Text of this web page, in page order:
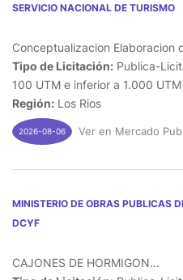
SERVICIO NACIONAL DE TURISMO
Conceptualizacion Elaboracion
Tipo de Licitación: Publica-
100 UTM e inferior a 1.000 UTM
Región: Los Rios
2026-08-06 Ver en Mercado
MINISTERIO DE OBRAS PUBLICAS
DCYF
CAJONES DE HORMIGON...